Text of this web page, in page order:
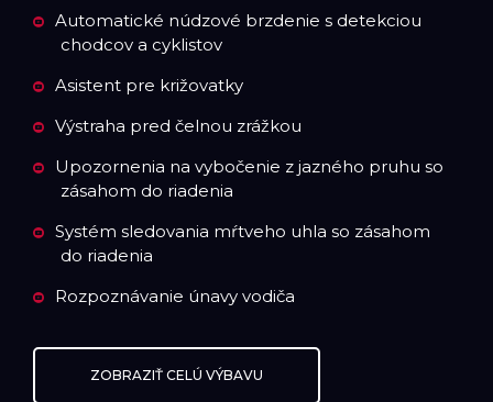
Automatické núdzové brzdenie s detekciou
chodcov a cyklistov
Asistent pre križovatky
Výstraha pred čelnou zrážkou
Upozornenia na vybočenie z jazného pruhu so
zásahom do riadenia
Systém sledovania mŕtveho uhla so zásahom
do riadenia
Rozpoznávanie únavy vodiča
ZOBRAZIŤ CELÚ VÝBAVU